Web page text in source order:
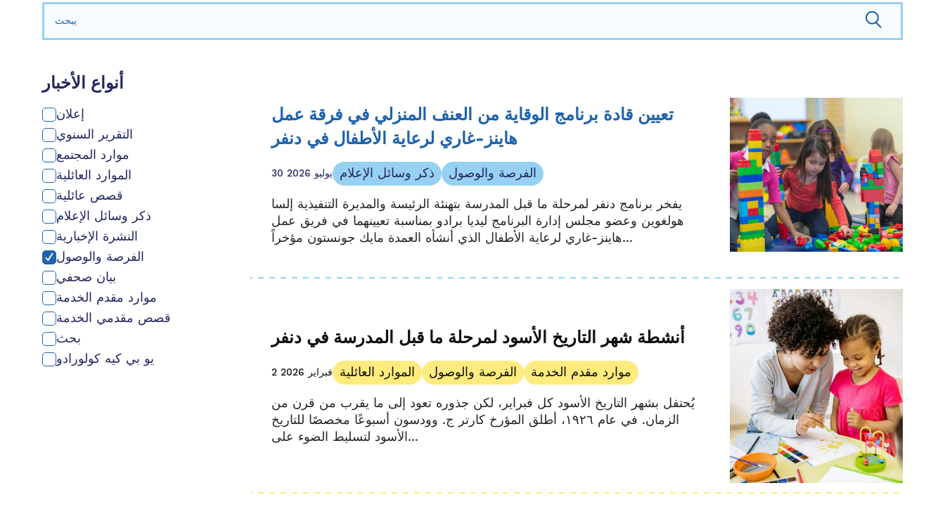
بحث عن:
أنواع الأخبار
إعلان
التقرير السنوي
موارد المجتمع
الموارد العائلية
قصص عائلية
ذكر وسائل الإعلام
النشرة الإخبارية
الفرصة والوصول
بيان صحفي
موارد مقدم الخدمة
قصص مقدمي الخدمة
بحث
يو بي كيه كولورادو
تعيين قادة برنامج الوقاية من العنف المنزلي في فرقة عمل
هاينز-غاري لرعاية الأطفال في دنفر
30 يوليو 2026 ذكر وسائل الإعلام
الفرصة والوصول
يفخر برنامج دنفر لمرحلة ما قبل المدرسة بتهنئة الرئيسة والمديرة التنفيذية إلسا
هولغوين وعضو مجلس إدارة البرنامج ليديا برادو بمناسبة تعيينهما في فريق عمل
هاينز-غاري لرعاية الأطفال الذي أنشأه العمدة مايك جونستون مؤخراً...
أنشطة شهر التاريخ الأسود لمرحلة ما قبل المدرسة في دنفر
2 فبراير 2026 الموارد العائلية الفرصة والوصول
موارد مقدم الخدمة
يُحتفل بشهر التاريخ الأسود كل فبراير، لكن جذوره تعود إلى ما يقرب من قرن من
الزمان. في عام ١٩٢٦، أطلق المؤرخ كارتر ج. وودسون أسبوعًا مخصصًا للتاريخ
الأسود لتسليط الضوء على...